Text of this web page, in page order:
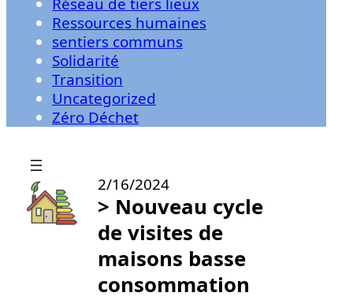
Réseau de tiers lieux
Ressources humaines
sentiers communs
Solidarité
Transition
Uncategorized
Zéro Déchet
2/16/2024
> Nouveau cycle
de visites de
maisons basse
consommation